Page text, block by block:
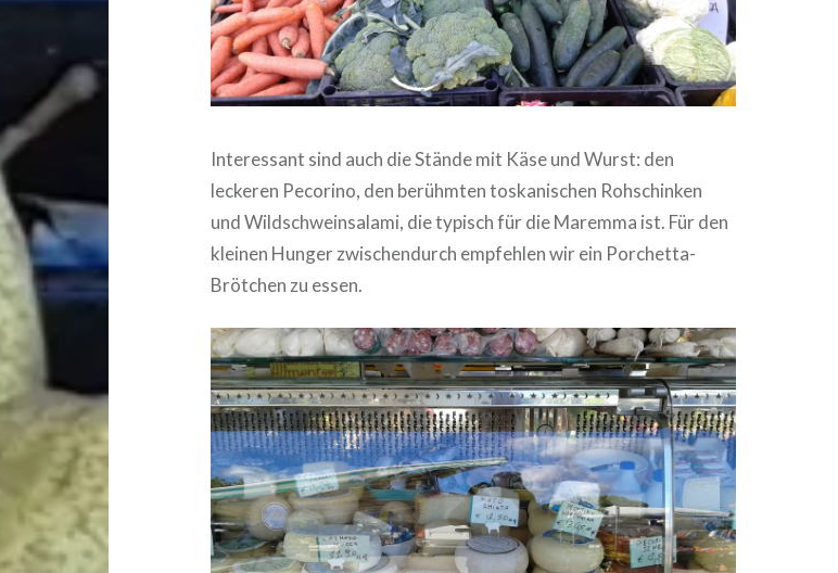
Interessant sind auch die Stände mit Käse und Wurst: den
leckeren Pecorino, den berühmten toskanischen Rohschinken
und Wildschweinsalami, die typisch für die Maremma ist. Für den
kleinen Hunger zwischendurch empfehlen wir ein Porchetta-
Brötchen zu essen.